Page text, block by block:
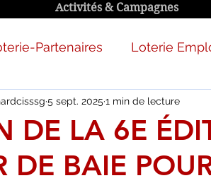
Activités & Campagnes
Partenaires Loterie
DE LA 6E
DE BAIE
5 sept. 2025 1 min de lecture